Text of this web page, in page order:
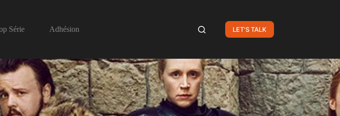
Série Adhésion LET'S TALK